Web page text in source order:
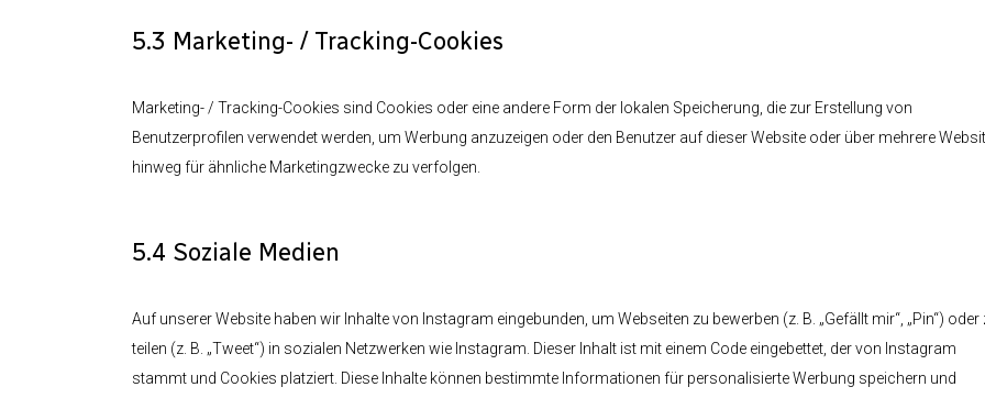
5.3 Marketing- / Tracking-Cookies
Marketing- / Tracking-Cookies sind Cookies oder eine andere Form der lokalen Speicherung, die zur Erstellung von
Benutzerprofilen verwendet werden, um Werbung anzuzeigen oder den Benutzer auf dieser Website oder über mehrere
hinweg für ähnliche Marketingzwecke zu verfolgen.
5.4 Soziale Medien
Auf unserer Website haben wir Inhalte von Instagram eingebunden, um Webseiten zu bewerben (z. B. „Gefällt mir“, „Pin“) oder
teilen (z. B. „Tweet“) in sozialen Netzwerken wie Instagram. Dieser Inhalt ist mit einem Code eingebettet, der von Instagram
stammt und Cookies platziert. Diese Inhalte können bestimmte Informationen für personalisierte Werbung speichern und